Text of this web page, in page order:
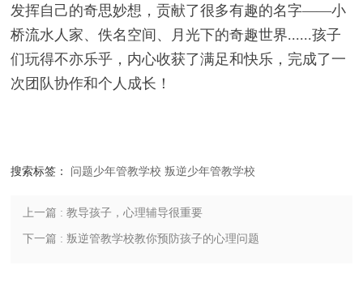
发挥自己的奇思妙想，贡献了很多有趣的名字——小
桥流水人家、佚名空间、月光下的奇趣世界......孩子
们玩得不亦乐乎，内心收获了满足和快乐，完成了一
次团队协作和个人成长！
搜索标签： 问题少年管教学校 叛逆少年管教学校
上一篇 : 教导孩子，心理辅导很重要
下一篇 : 叛逆管教学校教你预防孩子的心理问题